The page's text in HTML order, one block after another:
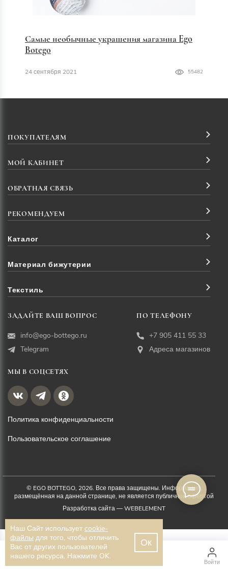
1 000 ₽
Самые необычные украшения магазина Ego
Botego
24 сентября 2021 55482
Войти
ПОКУПАТЕЛЯМ
МОЙ КАБИНЕТ
ОБРАТНАЯ СВЯЗЬ
РЕКОМЕНДУЕМ
Каталог
Материал бижутерии
Текстиль
ЗАДАЙТЕ ВАШ ВОПРОС
info@ego-bottego.ru
Telegram
ПО ТЕЛЕФОНУ
+7 905 411 55 33
Адреса магазинов
МЫ В СОЦСЕТЯХ
Политика конфиденциальности
Пользовательское соглашение
© EGO BOTTEGO, 2026. Все права защищены. Информация,
размещённая на данной странице, не является публичной офертой
Разработка сайта —WEBELEMENT
Наш Сайт использует cookie-
файлы для того, чтобы отличить
Вас от других пользователей
нашего ресурса. Нажмите OK.
Ок